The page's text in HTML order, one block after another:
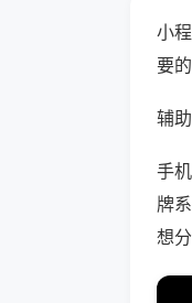
小
要
辅
手
牌
想